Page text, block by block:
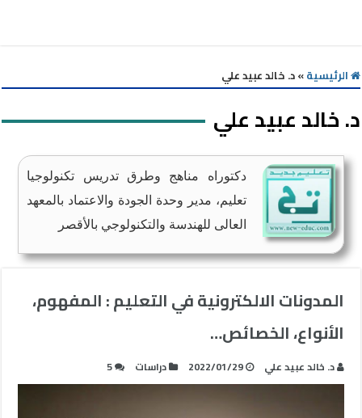
الرئيسية»د. خالد عبيد علي
د. خالد عبيد علي
دكتوراه مناهج وطرق تدريس تكنولوجيا
تعليم، مدير وحدة الجودة والاعتماد بالمعهد
العالى للهندسة والتكنولوجي بالأقصر
المدونات الالكترونية في التعليم : المفهوم،
الأنواع، الخصائص…
د. خالد عبيد علي 2022/01/29 دراسات 5